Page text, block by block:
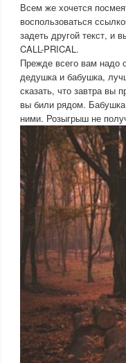
Всем же хочется
воспользоваться
задеть другой текст, и
CALL-PRICAL.
Прежде всего вам надо
дедушка и бабушка,
сказать, что завтра вы
вы били рядом.
ними. Розыгрыш не